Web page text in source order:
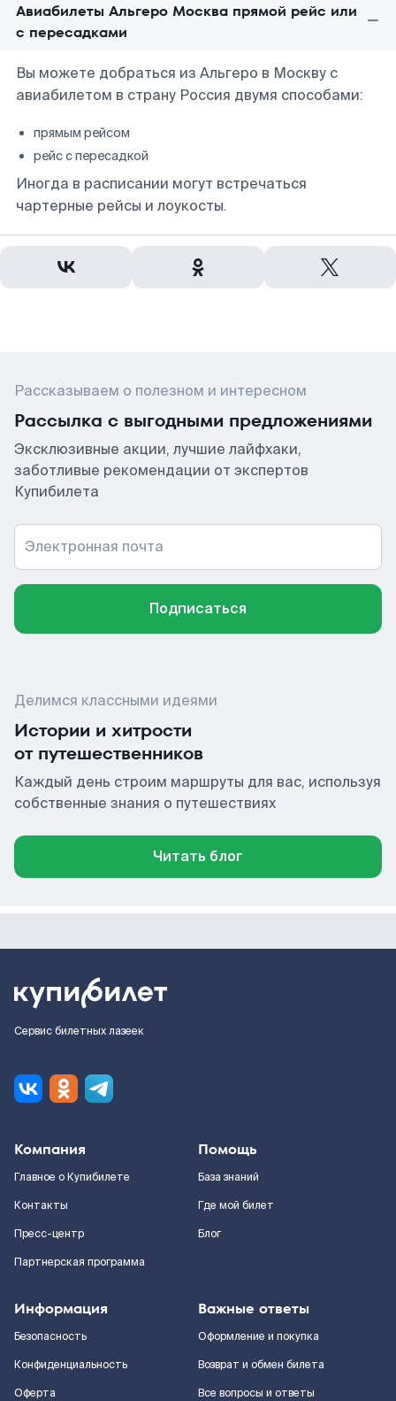
Авиабилеты Альгеро Москва прямой рейс или
с пересадками
Вы можете добраться из Альгеро в Москву с
авиабилетом в страну Россия двумя способами:
прямым рейсом
рейс с пересадкой
Иногда в расписании могут встречаться
чартерные рейсы и лоукосты.
Рассказываем о полезном и интересном
Рассылка с выгодными предложениями
Эксклюзивные акции, лучшие лайфхаки,
заботливые рекомендации от экспертов
Купибилета
Электронная почта
Подписаться
Делимся классными идеями
Истории и хитрости
от путешественников
Каждый день строим маршруты для вас, используя
собственные знания о путешествиях
Читать блог
Сервис билетных лазеек
Компания
Главное о Купибилете
Контакты
Пресс-центр
Партнерская программа
Помощь
База знаний
Где мой билет
Блог
Информация
Безопасность
Конфиденциальность
Оферта
Важные ответы
Оформление и покупка
Возврат и обмен билета
Все вопросы и ответы